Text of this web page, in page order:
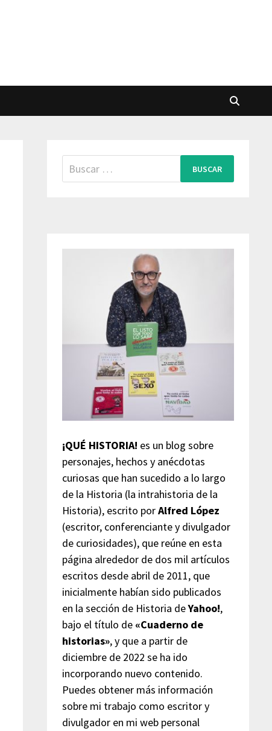
Buscar:
¡QUÉ HISTORIA! es un blog sobre
personajes, hechos y anécdotas
curiosas que han sucedido a lo largo
de la Historia (la intrahistoria de la
Historia), escrito porAlfred López
(escritor, conferenciante y divulgador
de curiosidades), que reúne en esta
página alrededor de dos mil artículos
escritos desde abril de 2011, que
inicialmente habían sido publicados
en la sección de Historia deYahoo!,
bajo el título de «Cuaderno de
historias», y que a partir de
diciembre de 2022 se ha ido
incorporando nuevo contenido.
Puedes obtener más información
sobre mi trabajo como escritor y
divulgador en mi web personal